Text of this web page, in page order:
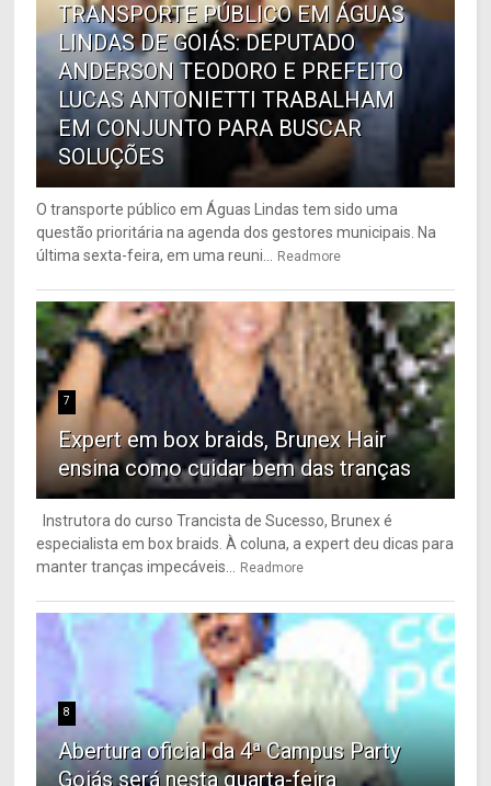
TRANSPORTE PÚBLICO EM ÁGUAS
LINDAS DE GOIÁS: DEPUTADO
ANDERSON TEODORO E PREFEITO
LUCAS ANTONIETTI TRABALHAM
EM CONJUNTO PARA BUSCAR
SOLUÇÕES
O transporte público em Águas Lindas tem sido uma
questão prioritária na agenda dos gestores municipais. Na
última sexta-feira, em uma reuni... Readmore
7
Expert em box braids, Brunex Hair
ensina como cuidar bem das tranças
Instrutora do curso Trancista de Sucesso, Brunex é
especialista em box braids. À coluna, a expert deu dicas para
manter tranças impecáveis... Readmore
8
Abertura oficial da 4ª Campus Party
Goiás será nesta quarta-feira